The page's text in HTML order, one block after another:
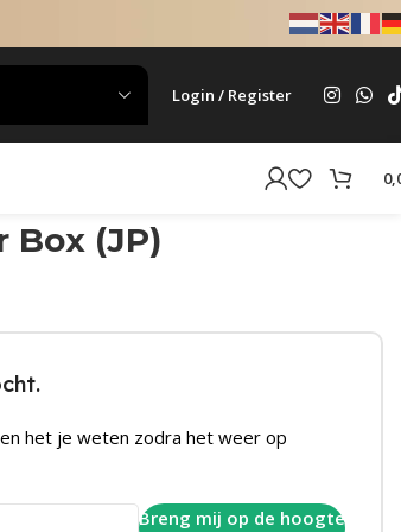
Login / Register
Box (JP)
het je weten zodra het weer op
Breng mij op de hoogte